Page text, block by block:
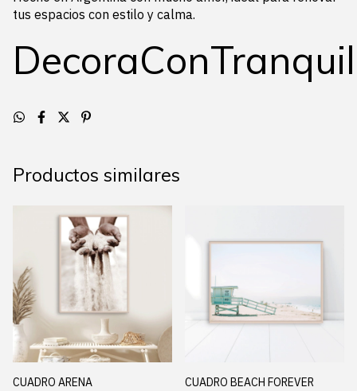
tus espacios con estilo y calma.
Productos similares
CUADRO ARENA CUADRO BEACH FOREVER